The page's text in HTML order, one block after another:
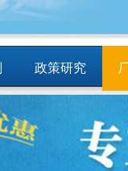
政策研究